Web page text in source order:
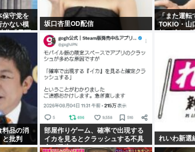
保守党を
かない模
谷「天下
坂口杏里OD配信
「また運
TOKIO・山
転&ギター
料品の消
と批判
部屋作りゲーム、確率で出現する
イカを見るとクラッシュする不具
合が発生
れいわ新選